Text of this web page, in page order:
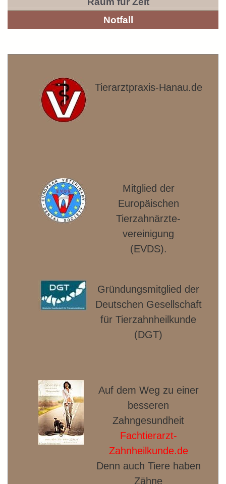
Notfall
Tierarztpraxis-Hanau.de
Mitglied der
Europäischen
Tierzahnärzte­
vereinigung
(EVDS).
Gründungsmitglied der
Deut­schen Gesellschaft
für Tierzahnheilkunde
(DGT)
Auf dem Weg zu einer
besseren
Zahngesundheit
Fachtierarzt-
Zahnheilkunde.de
Denn auch Tiere haben
Zähne